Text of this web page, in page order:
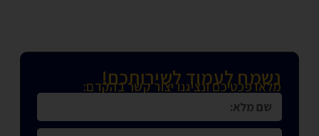
נשמח לעמוד לשירותכם!
מלאו פכטיכם ונציגנו יצור קשר בהקדם: